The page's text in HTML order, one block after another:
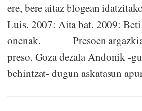
ere, bere aitaz blogean
Luis. 2007: Aita bat. 2009:
onenak. Presoen
preso. Goza dezala Andonik -
behintzat- dugun askatasun